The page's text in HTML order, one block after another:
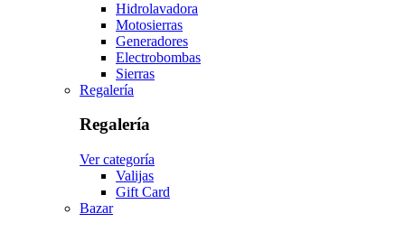
Hidrolavadora
Motosierras
Generadores
Electrobombas
Sierras
Regalería
Regalería
Ver categoría
Valijas
Gift Card
Bazar